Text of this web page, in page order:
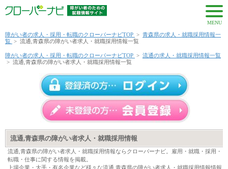
MENU
障がい者の求人・採用・転職のクローバーナビTOP > 青森県の求人・就職採用情報一
覧 > 流通,青森県の障がい者求人・就職採用情報一覧
障がい者の求人・採用・転職のクローバーナビTOP > 流通の求人・就職採用情報一覧
> 流通,青森県の障がい者求人・就職採用情報一覧
流通,青森県の障がい者求人・就職採用情報
流通,青森県の障がい者求人・就職採用情報ならクローバーナビ。雇用・就職・採用・
転職・仕事に関する情報を掲載。
上場企業・大手・有名企業など様々な流通,青森県の障がい者求人・就職採用情報情報